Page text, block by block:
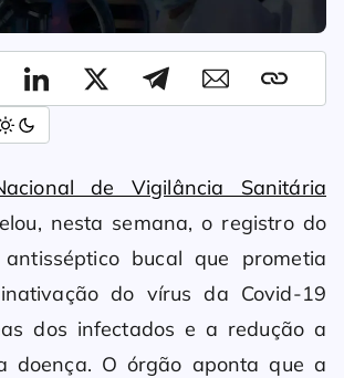
de Vigilância Sanitária
nesta semana, o registro do
bucal que prometia
do vírus da Covid-19
dos infectados e a redução a
doença. O órgão aponta que a